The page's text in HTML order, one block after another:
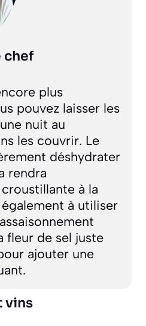
chef
plus
pouvez laisser les
nuit au
les couvrir. Le
déshydrater
rendra
à la
également à utiliser
fleur de sel juste
ajouter une
vins